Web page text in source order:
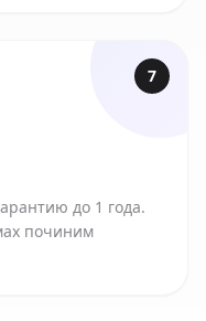
7
до 1 года.
починим